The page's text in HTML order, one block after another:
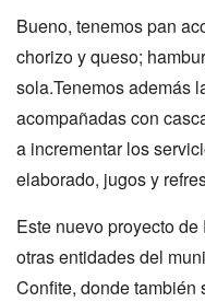
Bueno, tenemos pan
chorizo y queso;
sola.Tenemos además
acompañadas con
a incrementar los
elaborado, jugos y
Este nuevo proyecto
otras entidades del
Confite, donde también